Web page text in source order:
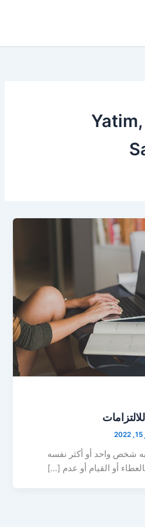
اسم الكاتب: Yatim,
شخص واحد أو أكثر نفسه
أو القيام أو عدم […]